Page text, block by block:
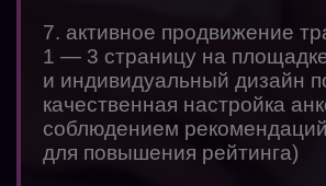
7. активное продвижение
1 — 3 страницу на
и индивидуальный дизайн
качественная настройка
соблюдением
для повышения рейтинга)